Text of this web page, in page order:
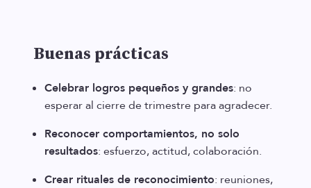
Buenas prácticas
Celebrar logros pequeños y grandes: no
esperar al cierre de trimestre para agradecer.
Reconocer comportamientos, no solo
resultados: esfuerzo, actitud, colaboración.
Crear rituales de reconocimiento: reuniones,